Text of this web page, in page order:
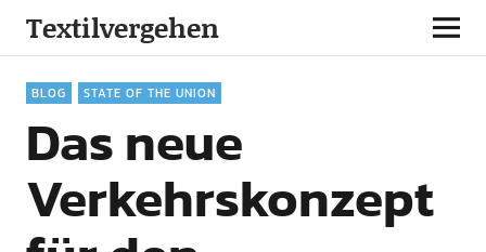
Textilvergehen
BLOG STATE OF THE UNION
Das neue
Verkehrskonzept